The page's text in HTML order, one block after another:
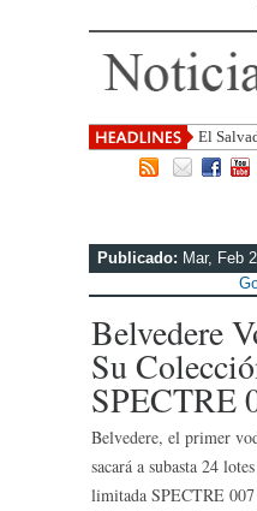
El
mayor
Publicado: Mar, Feb
Belvedere
Su
SPECTRE
Belvedere, el primer
sacará a subasta 24
limitada SPECTRE